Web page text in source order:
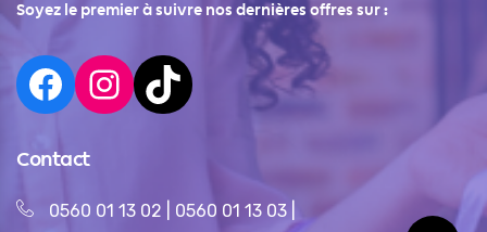
Soyez le premier à suivre nos dernières offres sur :
Contact
0560 01 13 02 0560 01 13 03